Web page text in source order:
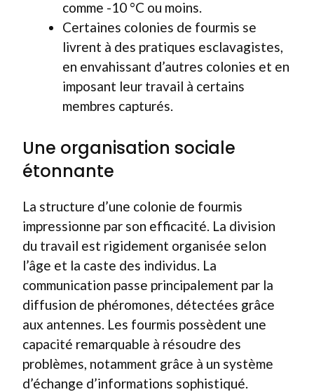
comme -10 °C ou moins.
Certaines colonies de fourmis se
livrent à des pratiques esclavagistes,
en envahissant d’autres colonies et en
imposant leur travail à certains
membres capturés.
Une organisation sociale
étonnante
La structure d’une colonie de fourmis
impressionne par son efficacité. La division
du travail est rigidement organisée selon
l’âge et la caste des individus. La
communication passe principalement par la
diffusion de phéromones, détectées grâce
aux antennes. Les fourmis possèdent une
capacité remarquable à résoudre des
problèmes, notamment grâce à un système
d’échange d’informations sophistiqué.